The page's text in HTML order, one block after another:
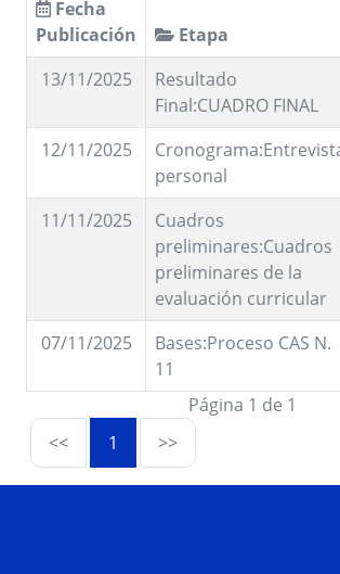
Fecha
Publicación
Etapa
13/11/2025
Resultado
Final:CUADRO FINAL
12/11/2025
personal
11/11/2025
Cuadros
preliminares:Cuadros
preliminares de la
evaluación curricular
07/11/2025
Bases:Proceso CAS N.
11
Página 1 de 1
<<
1 >>